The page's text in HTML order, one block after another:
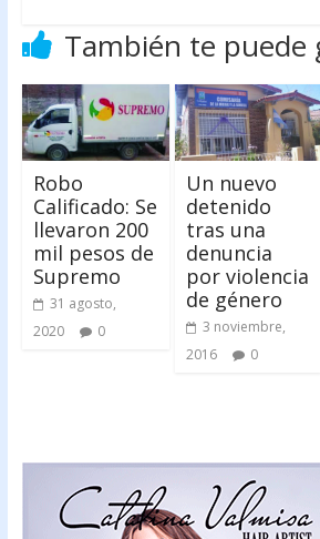
También te puede
Robo
Calificado: Se
llevaron 200
mil pesos de
Supremo
31 agosto,
2020
0
Un nuevo
detenido
tras una
denuncia
por violencia
de género
3 noviembre,
2016
0